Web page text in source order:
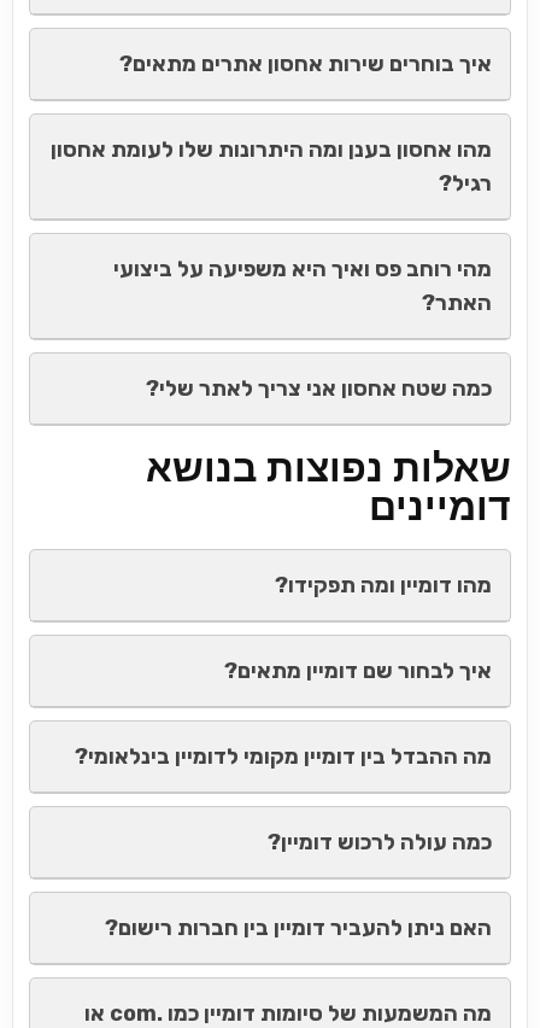
איך בוחרים שירות אחסון אתרים מתאים?
מהו אחסון בענן ומה היתרונות שלו לעומת אחסון
רגיל?
מהי רוחב פס ואיך היא משפיעה על ביצועי
האתר?
כמה שטח אחסון אני צריך לאתר שלי?
שאלות נפוצות בנושא
דומיינים
מהו דומיין ומה תפקידו?
איך לבחור שם דומיין מתאים?
מה ההבדל בין דומיין מקומי לדומיין בינלאומי?
כמה עולה לרכוש דומיין?
האם ניתן להעביר דומיין בין חברות רישום?
מה המשמעות של סיומות דומיין כמו .com או